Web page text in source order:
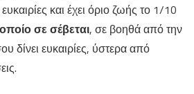
και έχει όριο ζωής το 1/10
σε σέβεται, σε βοηθά από την
δίνει ευκαιρίες, ύστερα από